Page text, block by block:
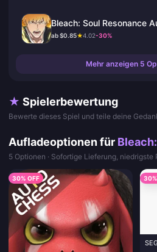
Bleach: Soul Resonance
ab $0.85★4.02-30%
Mehr anzeigen 5
★ Spielerbewertung
Bewerte dieses Spiel und teile deine
Aufladeoptionen für
5 Optionen · Sofortige Lieferung, niedrigste
30% OFF